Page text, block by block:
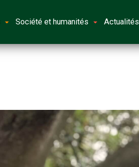
Société et humanités Actualités